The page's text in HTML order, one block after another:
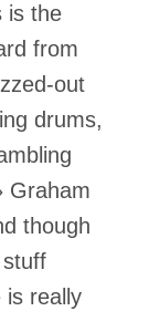
is the
from
out
drums,
Graham
though
is really